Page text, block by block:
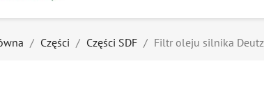
Części Części SDF Filtr oleju silnika